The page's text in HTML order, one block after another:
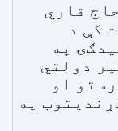
قاري
کې د
په
دولتي
او
په